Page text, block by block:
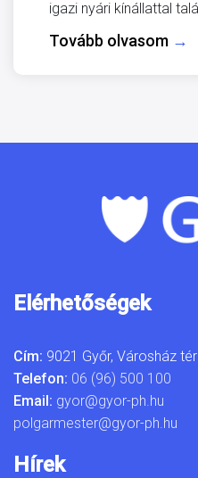
igazi nyári kínállattal
Tovább olvasom →
Elérhetőségek
Cím: 9021 Győr, Városház tér
Telefon: 06 (96) 500 100
Email: gyor@gyor-ph.hu
polgarmester@gyor-ph.hu
Hírek